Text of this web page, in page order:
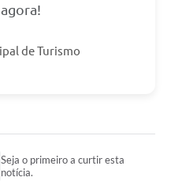
de Turismo
Seja o primeiro a curtir esta
notícia.